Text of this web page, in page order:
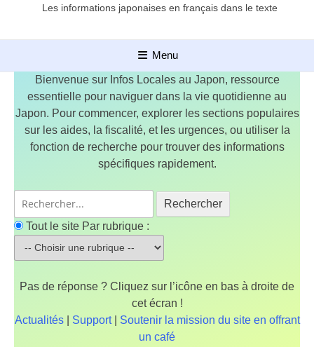
Les informations japonaises en français dans le texte
Menu
Bienvenue sur Infos Locales au Japon, ressource
essentielle pour naviguer dans la vie quotidienne au
Japon. Pour commencer, explorer les sections populaires
sur les aides, la fiscalité, et les urgences, ou utiliser la
fonction de recherche pour trouver des informations
spécifiques rapidement.
Rechercher
Tout le site Par rubrique :
Pas de réponse ? Cliquez sur l’icône en bas à droite de
cet écran !
Actualités| Support| Soutenir la mission du site en offrant
un café